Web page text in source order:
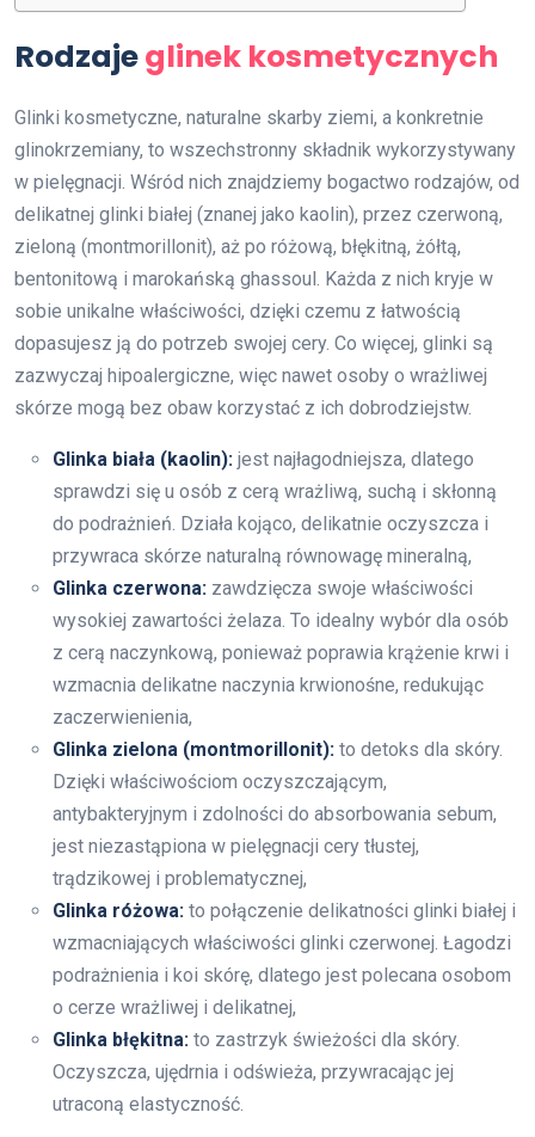
Rodzajeglinek kosmetycznych
Glinki kosmetyczne, naturalne skarby ziemi, a konkretnie
glinokrzemiany, to wszechstronny składnik wykorzystywany
w pielęgnacji. Wśród nich znajdziemy bogactwo rodzajów, od
delikatnej glinki białej (znanej jako kaolin), przez czerwoną,
zieloną (montmorillonit), aż po różową, błękitną, żółtą,
bentonitową i marokańską ghassoul. Każda z nich kryje w
sobie unikalne właściwości, dzięki czemu z łatwością
dopasujesz ją do potrzeb swojej cery. Co więcej, glinki są
zazwyczaj hipoalergiczne, więc nawet osoby o wrażliwej
skórze mogą bez obaw korzystać z ich dobrodziejstw.
Glinka biała (kaolin): jest najłagodniejsza, dlatego
sprawdzi się u osób z cerą wrażliwą, suchą i skłonną
do podrażnień. Działa kojąco, delikatnie oczyszcza i
przywraca skórze naturalną równowagę mineralną,
Glinka czerwona: zawdzięcza swoje właściwości
wysokiej zawartości żelaza. To idealny wybór dla osób
z cerą naczynkową, ponieważ poprawia krążenie krwi i
wzmacnia delikatne naczynia krwionośne, redukując
zaczerwienienia,
Glinka zielona (montmorillonit): to detoks dla skóry.
Dzięki właściwościom oczyszczającym,
antybakteryjnym i zdolności do absorbowania sebum,
jest niezastąpiona w pielęgnacji cery tłustej,
trądzikowej i problematycznej,
Glinka różowa: to połączenie delikatności glinki białej i
wzmacniających właściwości glinki czerwonej. Łagodzi
podrażnienia i koi skórę, dlatego jest polecana osobom
o cerze wrażliwej i delikatnej,
Glinka błękitna: to zastrzyk świeżości dla skóry.
Oczyszcza, ujędrnia i odświeża, przywracając jej
utraconą elastyczność.